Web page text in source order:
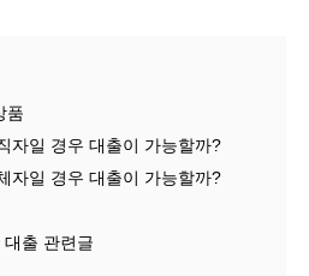
품
자일 경우 대출이 가능할까?
자일 경우 대출이 가능할까?
출 관련글